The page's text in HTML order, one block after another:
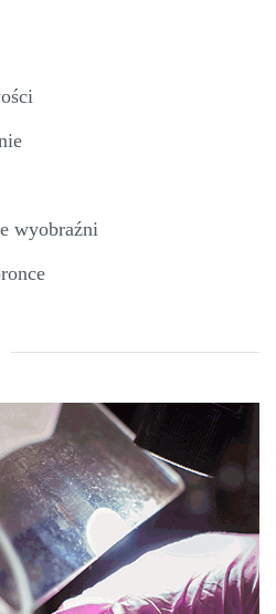
wyobraźni